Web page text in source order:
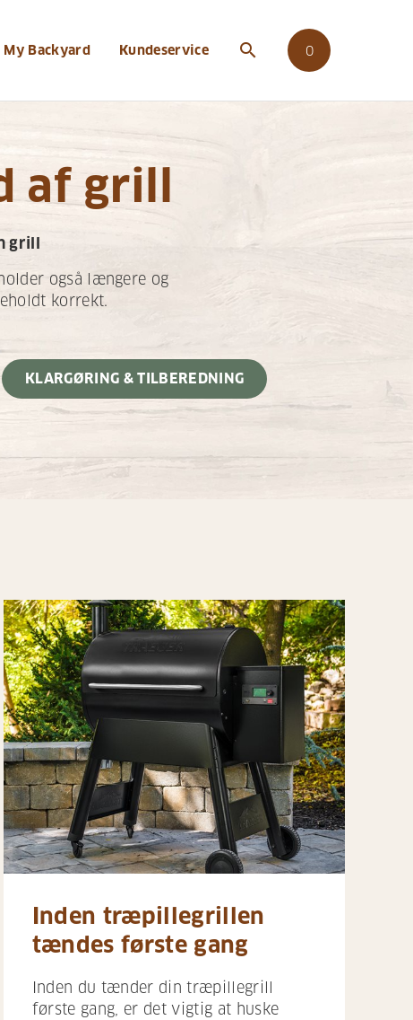
My Backyard Kundeservice search 0
af grill
grill
også længere og
korrekt.
KLARGØRING & TILBEREDNING
Inden træpillegrillen
tændes første gang
Inden du tænder din træpillegrill
første gang, er det vigtig at huske